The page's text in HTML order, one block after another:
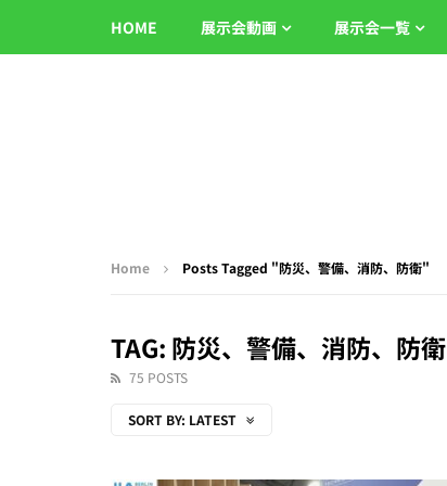
HOME 展示会動画 展示会一覧
Home Posts Tagged "防災、警備、消防、防衛"
TAG: 防災、警備、消防、防衛
75 POSTS
SORT BY: LATEST